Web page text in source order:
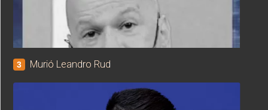
3 Murió Leandro Rud